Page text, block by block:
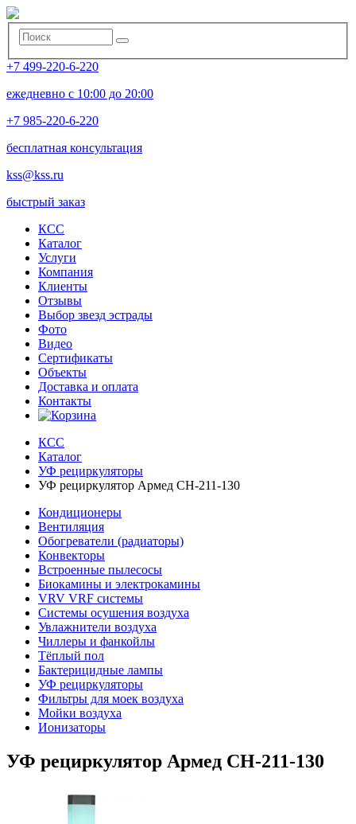
+7 499-220-6-220
ежедневно с 10:00 до 20:00
+7 985-220-6-220
бесплатная консультация
kss@kss.ru
быстрый заказ
КСС
Каталог
Услуги
Компания
Клиенты
Oтзывы
Выбор звезд эстрады
Фото
Видео
Сертификаты
Объекты
Доставка и оплата
Контакты
КСС
Каталог
УФ рециркуляторы
УФ рециркулятор Армед CH-211-130
Кондиционеры
Вентиляция
Обогреватели (радиаторы)
Конвекторы
Встроенные пылесосы
Биокамины и электрокамины
VRV VRF системы
Системы осушения воздуха
Увлажнители воздуха
Чиллеры и фанкойлы
Тёплый пол
Бактерицидные лампы
УФ рециркуляторы
Фильтры для моек воздуха
Мойки воздуха
Ионизаторы
УФ рециркулятор Армед CH-211-130